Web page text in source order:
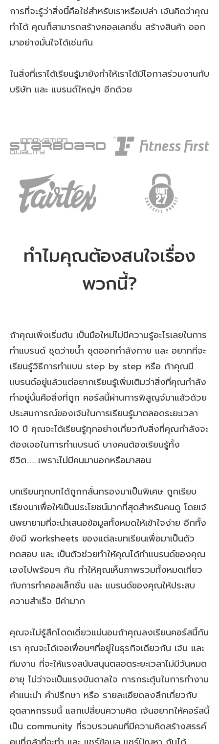
การที่จะรู้ว่าสิ่งนี้คือใช่สำหรับเราหรือเปล่า เจ้นคิดว่าคุณ
ทำได้ คุณก็สามารถสร้างคอลเลกชั่น สร้างสินค้า ออก
มาอย่างมั่นใจได้เช่นกัน
ในสิ่งที่เราได้เรียนรู้มายังทำให้เราได้มีโอกาสร่วมงานกับ
บริษัท และ แบรนด์ใหญ่ๆ อีกด้วย
ทำไมคุณต้องสนใจเรื่อง
พวกนี้?
ถ้าคุณเพิ่งเริ่มต้น เป็นมือใหม่ไม่มีความรู้อะไรเลยในการ
ทำแบรนด์ ชุดว่ายน้ำ ชุดออกกำลังกาย และ อยากที่จะ
เรียนรู้วิธีการทำแบบ step by step หรือ ถ้าคุณมี
แบรนด์อยู่แล้วแต่อยากเรียนรู้เพิ่มเติมว่าสิ่งที่คุณกำลัง
ทำอยู่นั้นคือสิ่งที่ถูก คอร์สนี้ผ่านการพิสูญจ์มาแล้วด้วย
ประสบการณ์ของเจ้นในการเรียนรู้มาตลอดระยะเวลา
10 ปี คุณจะได้เรียนรู้ทุกอย่างเกี่ยวกับสิ่งที่คุณกำลังจะ
ต้องเจอในการทำแบรนด์ บางคนต้องเรียนรู้ทั้ง
ชีวิต…….เพราะไม่มีคนมาบอกหรือมาสอน
บทเรียนทุกบทได้ถูกกลั่นกรองมาเป็นพิเศษ ถูกเรียบ
เรียงมาเพื่อให้เป็นประโยชน์มากที่สุดสำหรับคนดู โดยเจ้
นพยายามที่จะนำเสนอข้อมูลทั้งหมดให้เข้าใจง่าย อีกทั้ง
ยังมี worksheets ของแต่ละบทเรียนเพื่อมาเป็นตัว
ทดสอบ และ เป็นตัวช่วยทำให้คุณได้ทำแบรนด์ของคุณ
เองไปพร้อมๆ กัน ทำให้คุณเห็นภาพรวมทั้งหมดเกี่ยว
กับการทำคอลเล็กชั่น และ แบรนด์ของคุณให้ประสบ
ความสำเร็จ มีค่ามาก
คุณจะไม่รู้สึกโดดเดี่ยวแน่นอนถ้าคุณลงเรียนคอร์สนี้กับ
เรา คุณจะได้เจอเพื่อนๆที่อยู่ในธุรกิจเดียวกัน เจ้น และ
ทีมงาน ที่จะให้แรงสนับสนุนตลอดระยะเวลาไม่มีวันหมด
อายุ ไม่ว่าจะเป็นแรงบันดาลใจ การกระตุ้นในการทำงาน
คำแนะนำ คำปรึกษา หรือ รายละเอียดลงลึกเกี่ยวกับ
อุตสาหกรรมนี้ แลกเปลี่ยนความคิด เจ้นอยากให้คอร์สนี้
เป็น community ที่รวบรวมคนที่มีความคิดสร้างสรรค์